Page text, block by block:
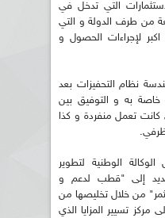
التي تدخل في
من طرف الدولة و التي
لإجراءات الحصول و
نظام التحفيزات بعد
خاصة به و التوفيق بين
كانت تعمل منفردة و كذا
الوطنية لتطوير
إلى "قطب لدعم و
من خلال تخليصها من
مركز تسيير المزايا الذي